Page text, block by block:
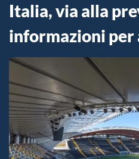
Italia, via alla
informazioni